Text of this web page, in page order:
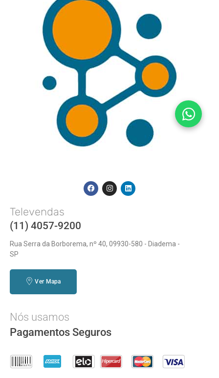
Televendas
(11) 4057-9200
Rua Serra da Borborema, nº 40, 09930-580 - Diadema -
SP
Ver Mapa
Nós usamos
Pagamentos Seguros